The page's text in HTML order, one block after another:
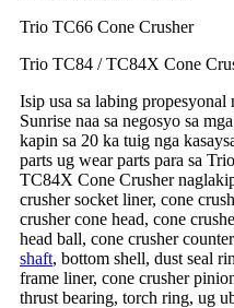
Trio TC66 Cone Crusher
Trio TC84 / TC84X Cone
Isip usa sa labing propesyonal
Sunrise naa sa negosyo sa
kapin sa 20 ka tuig nga
parts ug wear parts para sa
TC84X Cone Crusher
crusher socket liner, cone
crusher cone head, cone
head ball, cone crusher
shaft, bottom shell, dust seal
frame liner, cone crusher
thrust bearing, torch ring, ug